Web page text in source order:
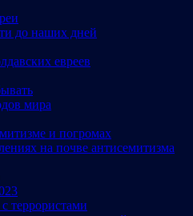
до наших дней
евреев
мира
и погромах
на почве антисемитизма
террористами